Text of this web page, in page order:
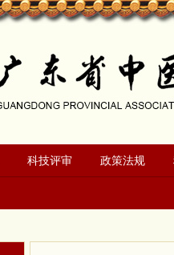
科技评审 政策法规